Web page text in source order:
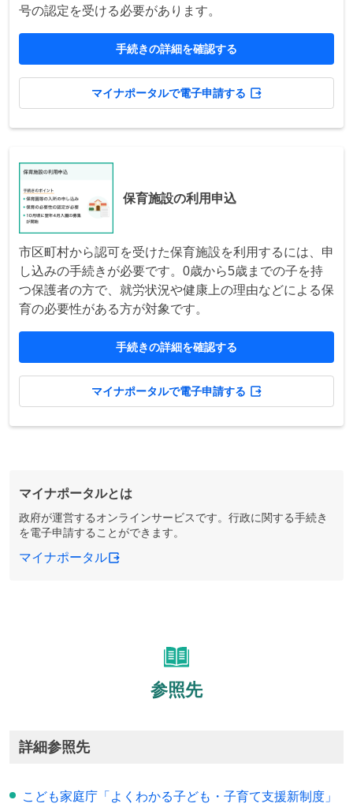
号の認定を受ける必要があります。
手続きの詳細を確認する
マイナポータルで電子申請する
保育施設の利用申込
市区町村から認可を受けた保育施設を利用するには、申
し込みの手続きが必要です。0歳から5歳までの子を持
つ保護者の方で、就労状況や健康上の理由などによる保
育の必要性がある方が対象です。
手続きの詳細を確認する
マイナポータルで電子申請する
マイナポータルとは
政府が運営するオンラインサービスです。行政に関する手続き
を電子申請することができます。
マイナポータル
参照先
詳細参照先
こども家庭庁「よくわかる子ども・子育て支援新制度」